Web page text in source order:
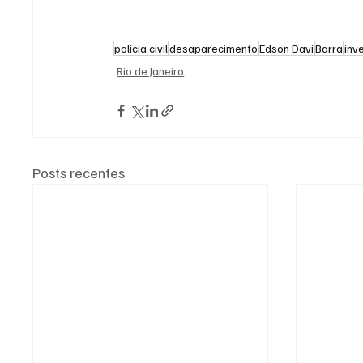
polícia civildesaparecimentoEdson DaviBarra
Rio de Janeiro
Posts recentes